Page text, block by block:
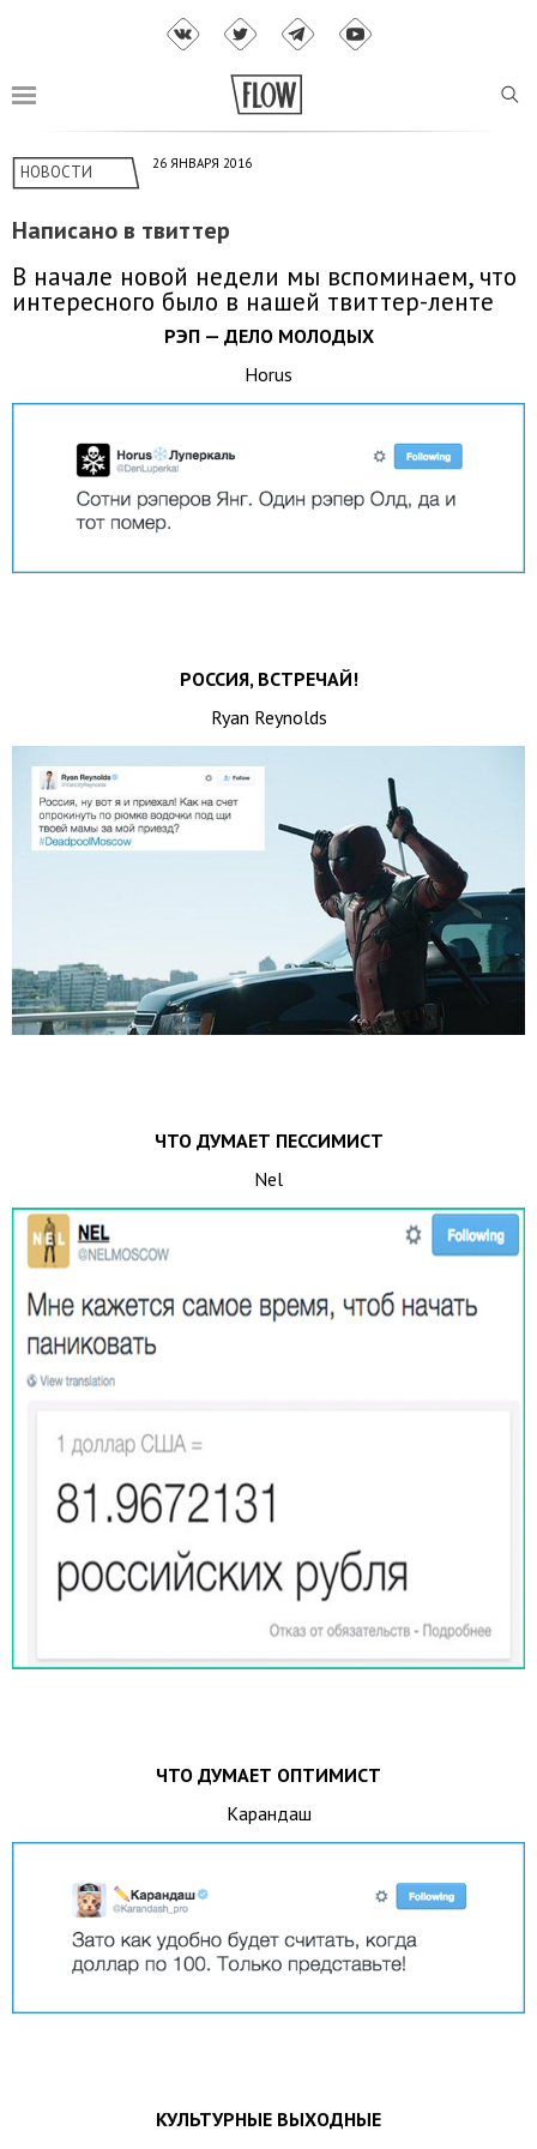
НОВОСТИ 26 ЯНВАРЯ 2016
Написано в твиттер
В начале новой недели мы вспоминаем, что
интересного было в нашей твиттер-ленте
РЭП — ДЕЛО МОЛОДЫХ
Horus
РОССИЯ, ВСТРЕЧАЙ!
Ryan Reynolds
ЧТО ДУМАЕТ ПЕССИМИСТ
Nel
ЧТО ДУМАЕТ ОПТИМИСТ
Карандаш
КУЛЬТУРНЫЕ ВЫХОДНЫЕ